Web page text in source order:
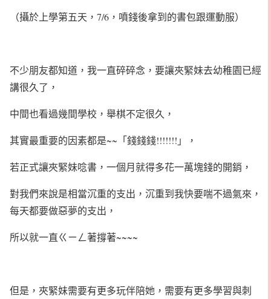
（攝於上學第五天，7/6，噴錢後拿到的書包跟運動服）
不少朋友都知道，我一直碎碎念，要讓夾緊妹去幼稚園已經
講很久了，
中間也看過幾間學校，舉棋不定很久，
其實最重要的因素都是~~「錢錢錢!!!!!!!」，
若正式讓夾緊妹唸書，一個月就得多花一萬塊錢的開銷，
對我們來說是相當沉重的支出，沉重到我快要喘不過氣來，
每天都要做惡夢的支出，
所以就一直ㄍㄧㄥ著撐著~~~~
但是，夾緊妹需要有更多玩伴陪她，需要有更多學習與刺